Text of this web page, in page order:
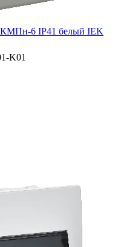
КМПн-6 IP41 белый IEK
K01